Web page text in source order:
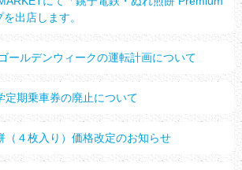
出店します。
ールデンウィークの運転計画について
定期乗車券の廃止について
（４枚入り）価格改定のお知らせ